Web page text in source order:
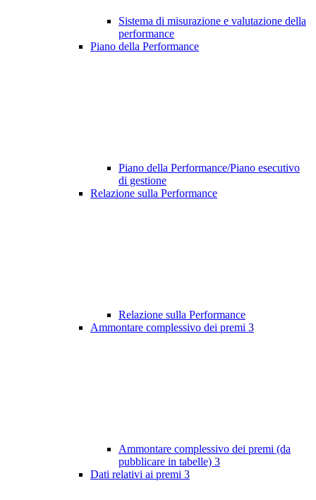
Sistema di misurazione e valutazione della
performance
Piano della Performance
Piano della Performance/Piano esecutivo
di gestione
Relazione sulla Performance
Relazione sulla Performance
Ammontare complessivo dei premi 3
Ammontare complessivo dei premi (da
pubblicare in tabelle) 3
Dati relativi ai premi 3